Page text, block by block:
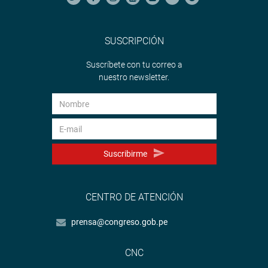
SUSCRIPCIÓN
Suscríbete con tu correo a
nuestro newsletter.
Suscribirme
CENTRO DE ATENCIÓN
prensa@congreso.gob.pe
CNC